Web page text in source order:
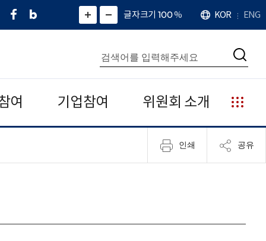
페
네
그
)
화
면
면
소
확
대
치
글자크기 100%
언
어
KOR ENG
통
합
검
색
검
여 기업참여 위원회 소개
누
리
집
안
인쇄 공유